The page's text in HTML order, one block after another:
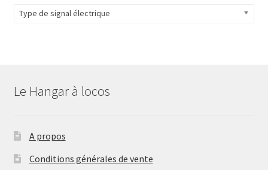
Type de signal électrique
Le Hangar à locos
A propos
Conditions générales de vente